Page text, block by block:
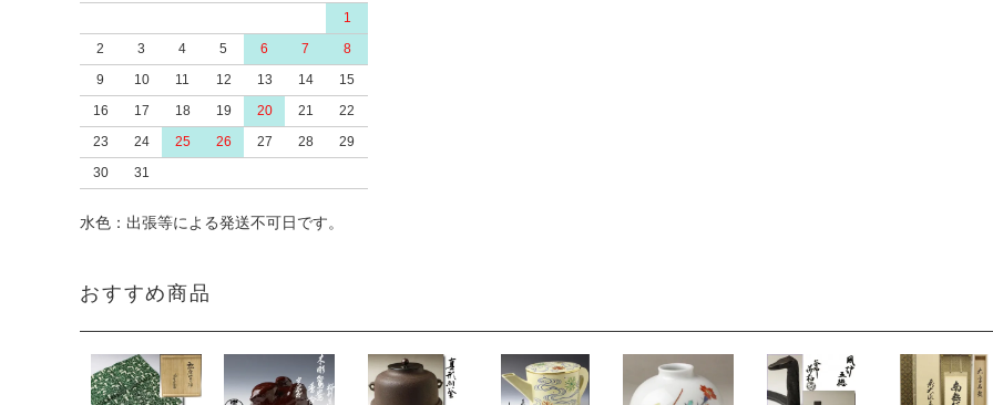
1
2
3 4 5 6 7
8
9
10 11 12 13 14
15
16
17 18 19 20 21
22
23
24 25 26 27 28
29
30
31
水色：出張等による発送不可日です。
おすすめ商品